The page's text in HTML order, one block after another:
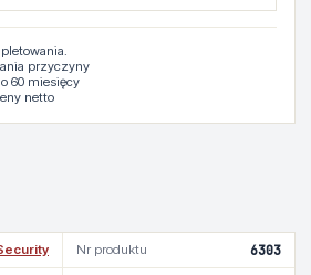
Nr produktu 6303
przyczyny
60 miesięcy
netto